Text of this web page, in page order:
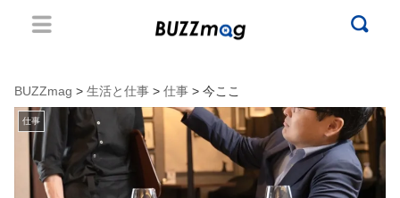
BUZZmag > 生活と仕事 > 仕事 > 今ここ
仕事